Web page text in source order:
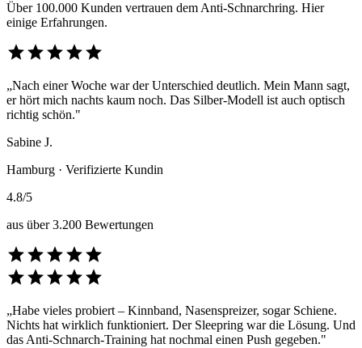
Über 100.000 Kunden vertrauen dem Anti-Schnarchring. Hier
einige Erfahrungen.
starstarstarstarstar
„Nach einer Woche war der Unterschied deutlich. Mein Mann sagt,
er hört mich nachts kaum noch. Das Silber-Modell ist auch optisch
richtig schön."
Sabine J.
Hamburg · Verifizierte Kundin
4.8/5
aus über 3.200 Bewertungen
starstarstarstarstar
starstarstarstarstar
„Habe vieles probiert – Kinnband, Nasenspreizer, sogar Schiene.
Nichts hat wirklich funktioniert. Der Sleepring war die Lösung. Und
das Anti-Schnarch-Training hat nochmal einen Push gegeben."